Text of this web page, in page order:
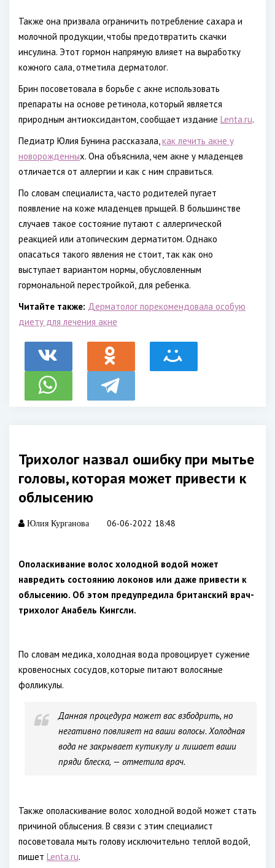
Также она призвала ограничить потребление сахара и
молочной продукции, чтобы предотвратить скачки
инсулина. Этот гормон напрямую влияет на выработку
кожного сала, отметила дерматолог.
Брин посоветовала в борьбе с акне использовать
препараты на основе ретинола, который является
природным антиоксидантом, сообщает издание Lenta.ru.
Педиатр Юлия Бунина рассказала,как лечить акне у
новорожденных. Она объяснила, чем акне у младенцев
отличается от аллергии и как с ним справиться.
По словам специалиста, часто родителей пугает
появление на коже младенцев прыщей. В большинстве
случаев такое состояние путают с аллергической
реакцией или атопическим дерматитом. Однако
опасаться такого явления не стоит, так как оно
выступает вариантом нормы, обусловленным
гормональной перестройкой, для ребенка.
Читайте также: Дерматолог порекомендовала особую
диету для лечения акне
Трихолог назвал ошибку при мытье
головы, которая может привести к
облысению
Юлия Курганова 06-06-2022 18:48
Ополаскивание волос холодной водой может
навредить состоянию локонов или даже привести к
облысению. Об этом предупредила британский врач-
трихолог Анабель Кингсли.
По словам медика, холодная вода провоцирует сужение
кровеносных сосудов, которые питают волосяные
фолликулы.
Данная процедура может вас взбодрить, но
негативно повлияет на ваши волосы. Холодная
вода не закрывает кутикулу и лишает ваши
пряди блеска, — отметила врач.
Также ополаскивание волос холодной водой может стать
причиной облысения. В связи с этим специалист
посоветовала мыть голову исключительно теплой водой,
пишет Lenta.ru.